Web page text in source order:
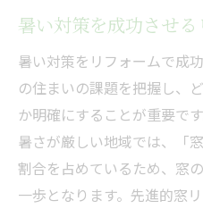
暑い対策を成功させ
暑い対策をリフォームで成
の住まいの課題を把握し、
か明確にすることが重要で
暑さが厳しい地域では、「
割合を占めているため、窓
一歩となります。先進的窓